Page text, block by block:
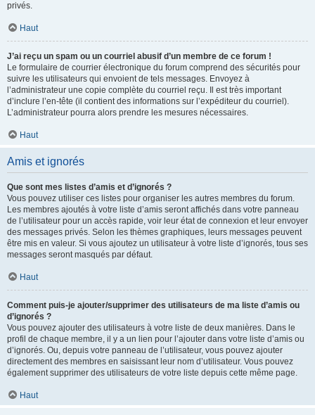
privés.
Haut
J’ai reçu un spam ou un courriel abusif d’un membre de ce forum !
Le formulaire de courrier électronique du forum comprend des sécurités pour
suivre les utilisateurs qui envoient de tels messages. Envoyez à
l’administrateur une copie complète du courriel reçu. Il est très important
d’inclure l’en-tête (il contient des informations sur l’expéditeur du courriel).
L’administrateur pourra alors prendre les mesures nécessaires.
Haut
Amis et ignorés
Que sont mes listes d’amis et d’ignorés ?
Vous pouvez utiliser ces listes pour organiser les autres membres du forum.
Les membres ajoutés à votre liste d’amis seront affichés dans votre panneau
de l’utilisateur pour un accès rapide, voir leur état de connexion et leur envoyer
des messages privés. Selon les thèmes graphiques, leurs messages peuvent
être mis en valeur. Si vous ajoutez un utilisateur à votre liste d’ignorés, tous ses
messages seront masqués par défaut.
Haut
Comment puis-je ajouter/supprimer des utilisateurs de ma liste d’amis ou
d’ignorés ?
Vous pouvez ajouter des utilisateurs à votre liste de deux manières. Dans le
profil de chaque membre, il y a un lien pour l’ajouter dans votre liste d’amis ou
d’ignorés. Ou, depuis votre panneau de l’utilisateur, vous pouvez ajouter
directement des membres en saisissant leur nom d’utilisateur. Vous pouvez
également supprimer des utilisateurs de votre liste depuis cette même page.
Haut